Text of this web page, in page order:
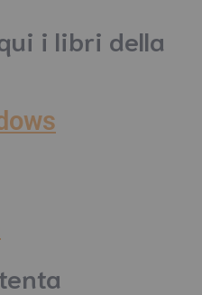
i libri della